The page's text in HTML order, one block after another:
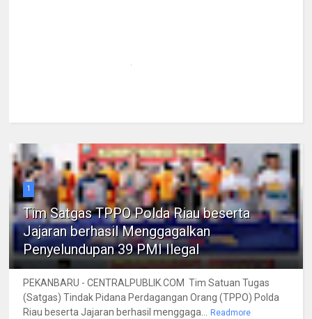
1
Tim Satgas TPPO Polda Riau beserta
Jajaran berhasil Menggagalkan
Penyelundupan 39 PMI Ilegal
PEKANBARU - CENTRALPUBLIK.COM Tim Satuan Tugas
(Satgas) Tindak Pidana Perdagangan Orang (TPPO) Polda
Riau beserta Jajaran berhasil menggaga...
Readmore